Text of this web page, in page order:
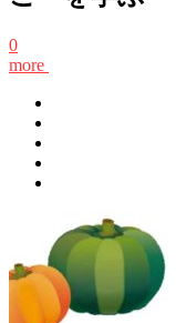
0
more